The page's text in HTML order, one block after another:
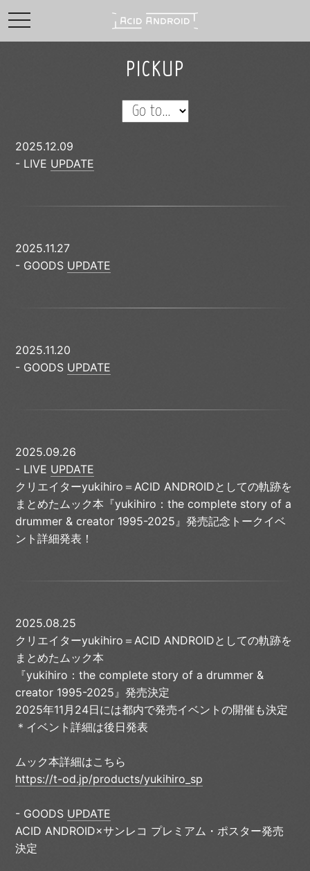
toggle navigation
PICKUP
2025.12.09
- LIVE UPDATE
2025.11.27
- GOODS UPDATE
2025.11.20
- GOODS UPDATE
2025.09.26
- LIVE UPDATE
クリエイターyukihiro＝ACID ANDROIDとしての軌跡を
まとめたムック本『yukihiro：the complete story of a
drummer & creator 1995-2025』発売記念トークイベ
ント詳細発表！
2025.08.25
クリエイターyukihiro＝ACID ANDROIDとしての軌跡を
まとめたムック本
『yukihiro：the complete story of a drummer &
creator 1995-2025』発売決定
2025年11月24日には都内で発売イベントの開催も決定
＊イベント詳細は後日発表
ムック本詳細はこちら
https://t-od.jp/products/yukihiro_sp
- GOODS UPDATE
ACID ANDROID×サンレコ プレミアム・ポスター発売
決定